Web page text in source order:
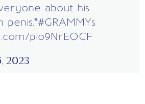
about his
penis.”#GRAMMYs
pio9NrEOCF
2023